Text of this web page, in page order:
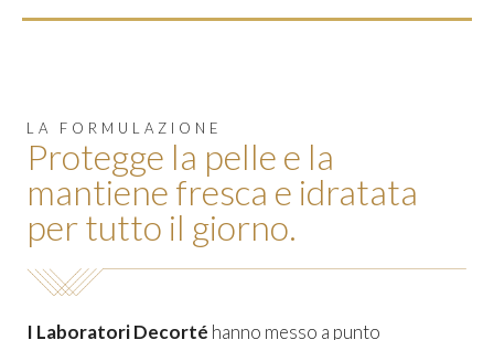
LA FORMULAZIONE
Protegge la pelle e la
mantiene fresca e idratata
per tutto il giorno.
I Laboratori Decorté hanno messo a punto